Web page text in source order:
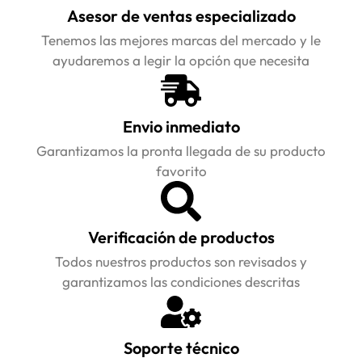
Asesor de ventas especializado
Tenemos las mejores marcas del mercado y le
ayudaremos a legir la opción que necesita
Envio inmediato
Garantizamos la pronta llegada de su producto
favorito
Verificación de productos
Todos nuestros productos son revisados y
garantizamos las condiciones descritas
Soporte técnico